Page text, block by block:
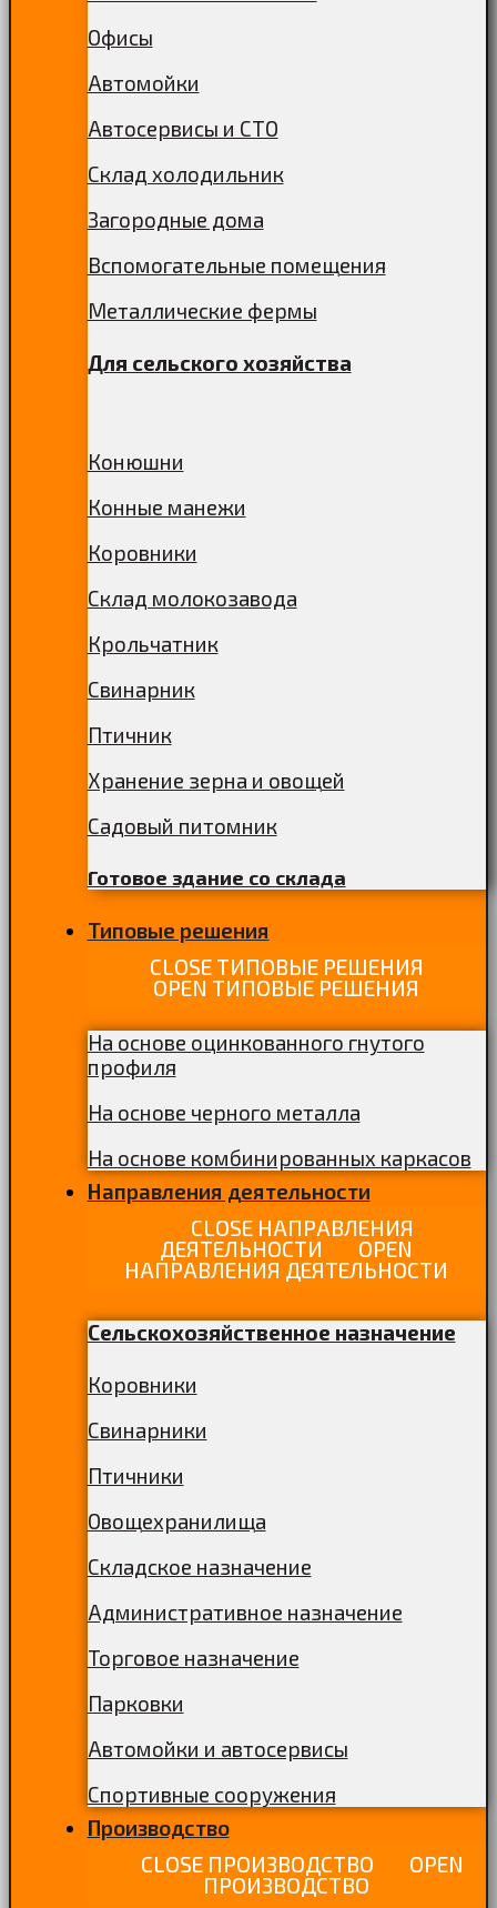
Офисы
Автомойки
Автосервисы и СТО
Склад холодильник
Загородные дома
Вспомогательные помещения
Металлические фермы
Для сельского хозяйства
Конюшни
Конные манежи
Коровники
Склад молокозавода
Крольчатник
Свинарник
Птичник
Хранение зерна и овощей
Садовый питомник
Готовое здание со склада
Типовые решения
CLOSE ТИПОВЫЕ РЕШЕНИЯ
OPEN ТИПОВЫЕ РЕШЕНИЯ
На основе оцинкованного гнутого
профиля
На основе черного металла
На основе комбинированных каркасов
Направления деятельности
CLOSE НАПРАВЛЕНИЯ
ДЕЯТЕЛЬНОСТИ
OPEN
НАПРАВЛЕНИЯ ДЕЯТЕЛЬНОСТИ
Сельскохозяйственное назначение
Коровники
Свинарники
Птичники
Овощехранилища
Складское назначение
Административное назначение
Торговое назначение
Парковки
Автомойки и автосервисы
Спортивные сооружения
Производство
CLOSE ПРОИЗВОДСТВО
OPEN
ПРОИЗВОДСТВО